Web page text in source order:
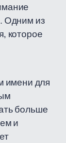
Одним из
которое
имени для
больше
и